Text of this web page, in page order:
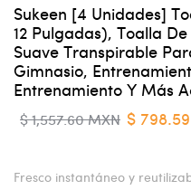
Sukeen [4 Unidades]
12 Pulgadas), Toalla
Suave Transpirable
Gimnasio,
Entrenamiento Y Más
$ 1,557.60 MXN $
Fresco instantáneo y